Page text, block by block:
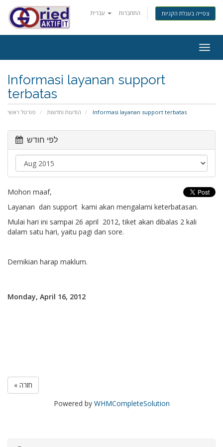
התחברות צפייה בעגלת הקניות
Informasi layanan support
terbatas
פורטל ראשי הודעות וחדשות Informasi layanan support terbatas
לפי חודש
Mohon maaf,
Layanan dan support kami akan mengalami keterbatasan.
Mulai hari ini sampai 26 april 2012, tiket akan dibalas 2 kali
dalam satu hari, yaitu pagi dan sore.
Demikian harap maklum.
Monday, April 16, 2012
« חזרה
Powered by WHMCompleteSolution